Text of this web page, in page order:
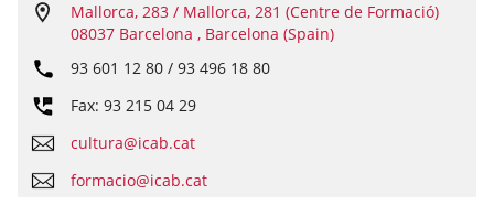
Mallorca, 283 / Mallorca, 281 (Centre de Formació)
08037 Barcelona , Barcelona (Spain)
93 601 12 80 / 93 496 18 80
Fax: 93 215 04 29
cultura@icab.cat
formacio@icab.cat